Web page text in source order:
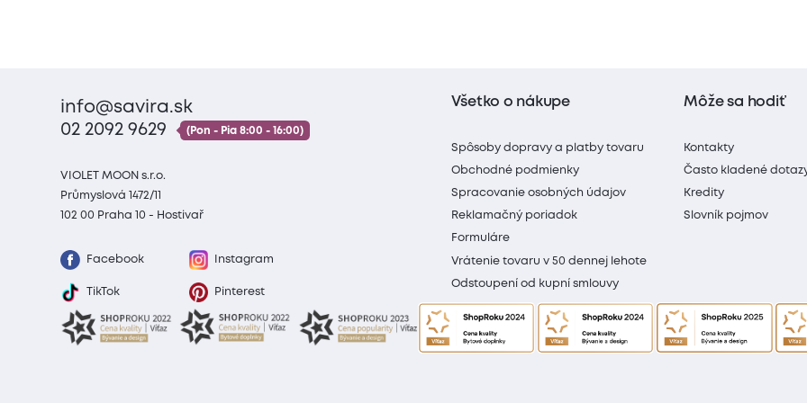
info@savira.sk
02 2092 9629
(Pon - Pia 8:00 - 16:00)
VIOLET MOON s.r.o.
Průmyslová 1472/11
102 00 Praha 10 - Hostivař
Facebook Instagram
TikTok Pinterest
Všetko o nákupe
Spôsoby dopravy a platby tovaru
Obchodné podmienky
Spracovanie osobných údajov
Reklamačný poriadok
Formuláre
Vrátenie tovaru v 50 dennej lehote
Odstoupení od kupní smlouvy
Môže sa hodiť
Kontakty
Často kladené
Kredity
Slovník pojmov